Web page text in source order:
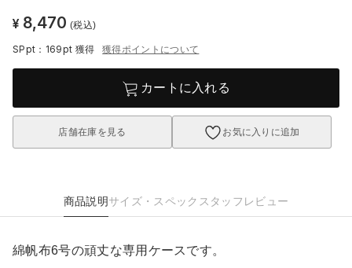
¥ 8,470 (税込)
SPpt：169pt 獲得 獲得ポイントについて
カートに入れる
店舗在庫を見る お気に入りに追加
商品説明サイズ・スペック スタッフレビュー
綿帆布6号の頑丈な専用ケースです。